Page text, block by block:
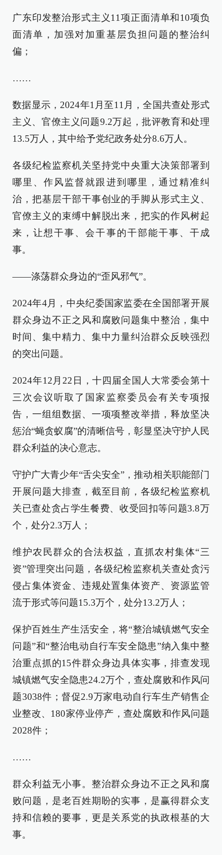
广东印发整治形式主义11项正面清单和10项负
面清单，加强对加重基层负担问题的整治纠
偏；
……
数据显示，2024年1月至11月，全国共查处形式
主义、官僚主义问题9.2万起，批评教育和处理
13.5万人，其中给予党纪政务处分8.6万人。
各级纪检监察机关坚持党中央重大决策部署到
哪里、作风监督就跟进到哪里，通过精准纠
治，把基层干部干事创业的手脚从形式主义、
官僚主义的束缚中解脱出来，把实的作风树起
来，让想干事、会干事的干部能干事、干成
事。
——涤荡群众身边的“歪风邪气”。
2024年4月，中央纪委国家监委在全国部署开展
群众身边不正之风和腐败问题集中整治，集中
时间、集中精力、集中力量纠治群众反映强烈
的突出问题。
2024年12月22日，十四届全国人大常委会第十
三次会议听取了国家监察委员会有关专项报
告，一组组数据、一项项整改举措，释放坚决
惩治“蝇贪蚁腐”的清晰信号，彰显坚决守护人民
群众利益的决心意志。
守护广大青少年“舌尖安全”，推动相关职能部门
开展问题大排查，截至目前，各级纪检监察机
关已查处贪占学生餐费、收受回扣等问题3.8万
个，处分2.3万人；
维护农民群众的合法权益，直抓农村集体“三
资”管理突出问题，各级纪检监察机关查处贪污
侵占集体资金、违规处置集体资产、资源监管
流于形式等问题15.3万个，处分13.2万人；
保护百姓生产生活安全，将“整治城镇燃气安全
问题”和“整治电动自行车安全隐患”纳入集中整
治重点抓的15件群众身边具体实事，排查发现
城镇燃气安全隐患24.2万个，查处腐败和作风问
题3038件；督促2.9万家电动自行车生产销售企
业整改、180家停业停产，查处腐败和作风问题
2028件；
……
群众利益无小事。整治群众身边不正之风和腐
败问题，是老百姓期盼的实事，是赢得群众支
持和信赖的要事，更是关系党的执政根基的大
事。